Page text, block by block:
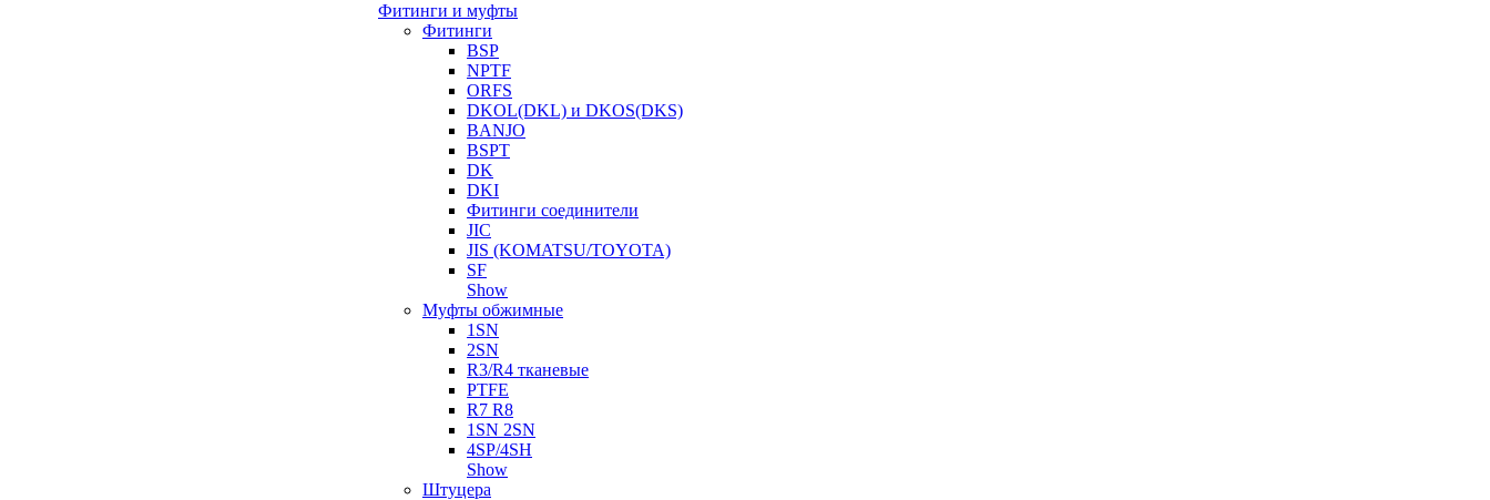
Фитинги и муфты
Фитинги
BSP
NPTF
ORFS
DKOL(DKL) и DKOS(DKS)
BANJO
BSPT
DK
DKI
Фитинги соединители
JIC
JIS (KOMATSU/TOYOTA)
SF
Show
Муфты обжимные
1SN
2SN
R3/R4 тканевые
PTFE
R7 R8
1SN 2SN
4SP/4SH
Show
Штуцера